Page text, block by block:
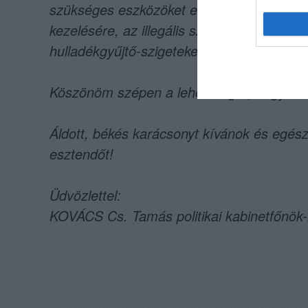
szükséges eszközöket ezen
kezelésére, az illegális szemétlerakás
hulladékgyűjtő-szigeteket is fel lehetne
Köszönöm szépen a lehetőséget, hogy
Áldott, békés karácsonyt kívánok és
esztendőt!
Üdvözlettel:
KOVÁCS Cs. Tamás politikai